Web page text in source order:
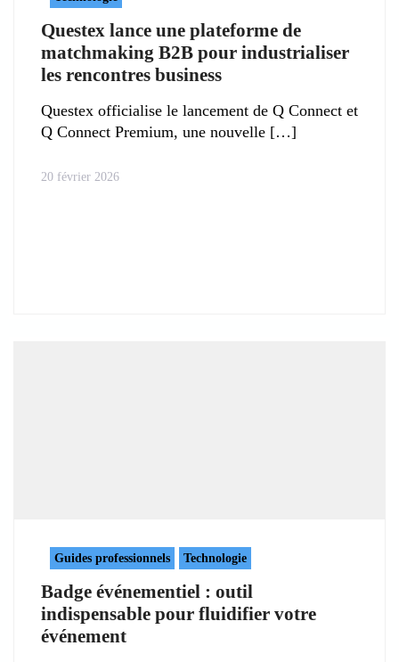
Questex lance une plateforme de
matchmaking B2B pour industrialiser
les rencontres business
Questex officialise le lancement de Q Connect et
Q Connect Premium, une nouvelle
20 février 2026
Guides professionnels Technologie
Badge événementiel : outil
indispensable pour fluidifier votre
événement